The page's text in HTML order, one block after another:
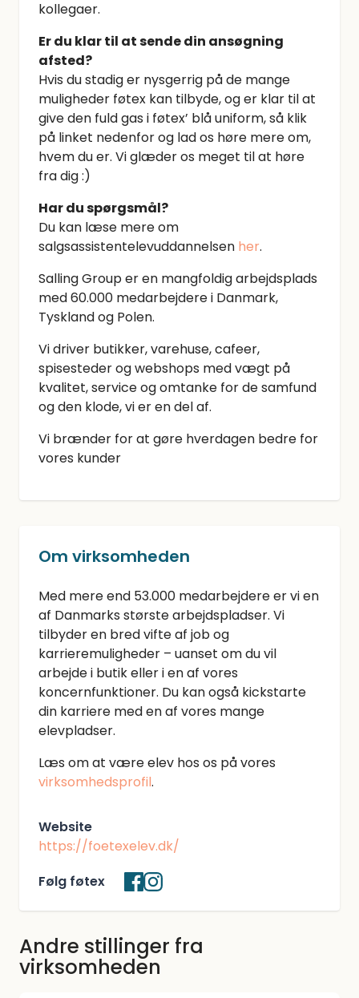
kollegaer.
Er du klar til at sende din ansøgning
afsted?
Hvis du stadig er nysgerrig på de mange
muligheder føtex kan tilbyde, og er klar til at
give den fuld gas i føtex’ blå uniform, så klik
på linket nedenfor og lad os høre mere om,
hvem du er. Vi glæder os meget til at høre
fra dig :)
Har du spørgsmål?
Du kan læse mere om
salgsassistentelevuddannelsen her.
Salling Group er en mangfoldig arbejdsplads
med 60.000 medarbejdere i Danmark,
Tyskland og Polen.
Vi driver butikker, varehuse, cafeer,
spisesteder og webshops med vægt på
kvalitet, service og omtanke for de samfund
og den klode, vi er en del af.
Vi brænder for at gøre hverdagen bedre for
vores kunder
Om virksomheden
Med mere end 53.000 medarbejdere er vi en
af Danmarks største arbejdspladser. Vi
tilbyder en bred vifte af job og
karrieremuligheder – uanset om du vil
arbejde i butik eller i en af vores
koncernfunktioner. Du kan også kickstarte
din karriere med en af vores mange
elevpladser.
Læs om at være elev hos os på vores
virksomhedsprofil.
Website
https://foetexelev.dk/
Følg føtex
Andre stillinger fra
virksomheden